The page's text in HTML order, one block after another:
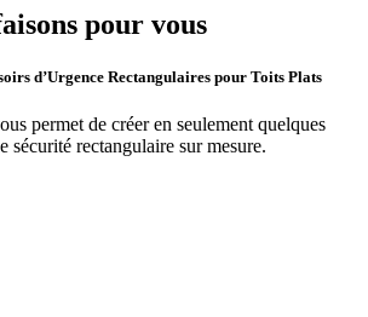
pour vous
d’Urgence Rectangulaires pour Toits Plats
permet de créer en seulement quelques
sécurité rectangulaire sur mesure.